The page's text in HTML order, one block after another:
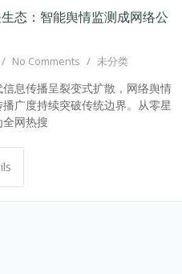
态：智能舆情监测成网络公
/ No Comments / 未分类
息传播呈裂变式扩散，网络舆情
广度持续突破传统边界。从零星
网热搜